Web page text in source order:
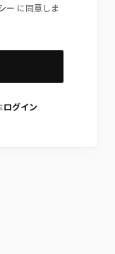
ー に同意しま
ログイン